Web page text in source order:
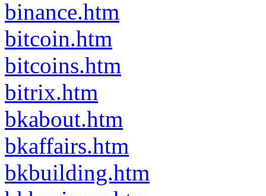
binance.htm
bitcoin.htm
bitcoins.htm
bitrix.htm
bkabout.htm
bkaffairs.htm
bkbuilding.htm